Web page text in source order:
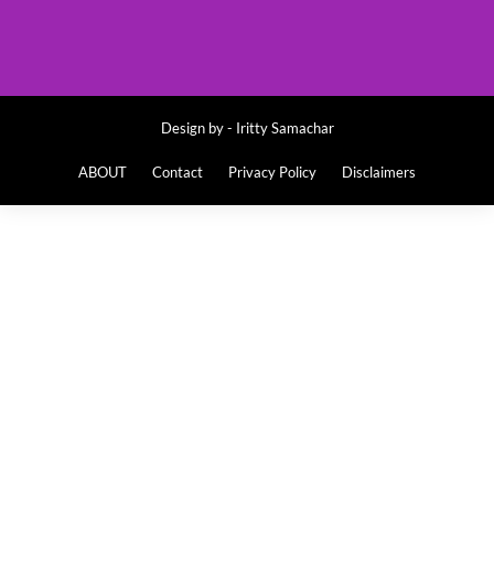
Design by - Iritty Samachar
ABOUT Contact Privacy Policy Disclaimers